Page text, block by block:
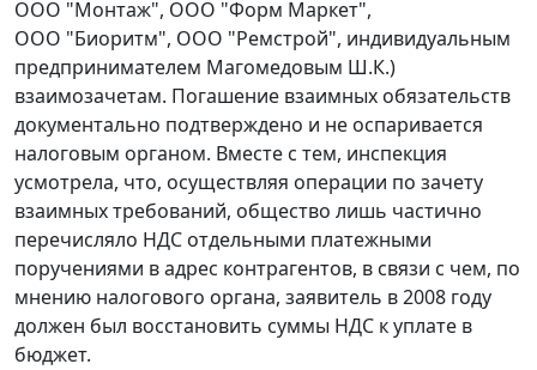
ООО "Монтаж", ООО "Форм Маркет",
ООО "Биоритм", ООО "Ремстрой", индивидуальным
предпринимателем Магомедовым Ш.К.)
взаимозачетам. Погашение взаимных обязательств
документально подтверждено и не оспаривается
налоговым органом. Вместе с тем, инспекция
усмотрела, что, осуществляя операции по зачету
взаимных требований, общество лишь частично
перечисляло НДС отдельными платежными
поручениями в адрес контрагентов, в связи с чем, по
мнению налогового органа, заявитель в 2008 году
должен был восстановить суммы НДС к уплате в
бюджет.